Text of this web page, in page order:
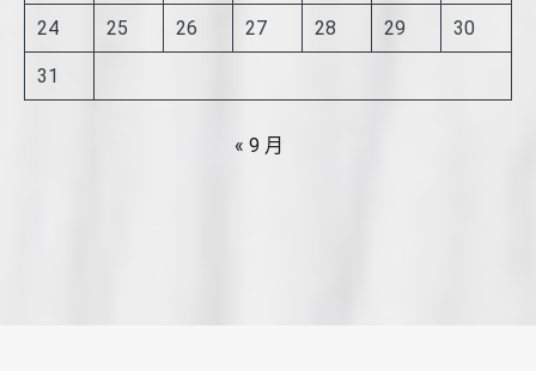
24 25 26 27 28 29 30
31
« 9 月